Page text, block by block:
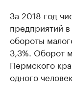
За 2018 год
предприятий
обороты
3,3%. Оборот
Пермского
одного